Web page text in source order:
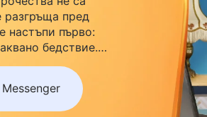
разгръща пред
настъпи първо:
бедствие.
намерите
кликнете
към